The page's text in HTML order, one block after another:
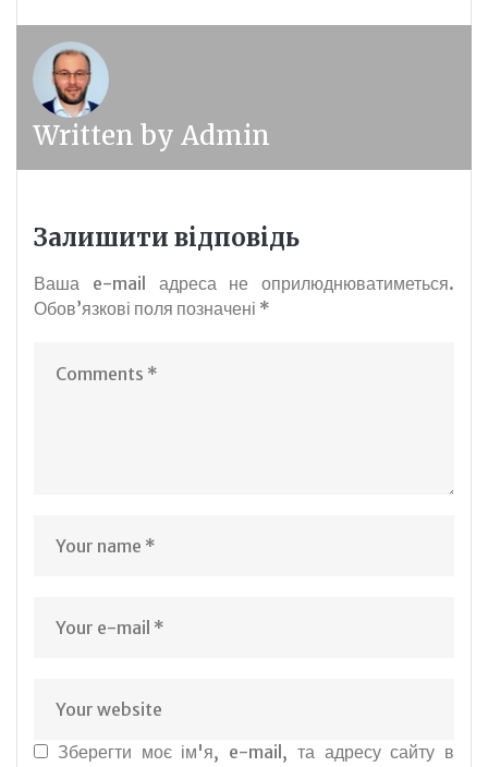
Written by Admin
Залишити відповідь
Ваша e-mail адреса не оприлюднюватиметься.
Обов’язкові поля позначені *
Зберегти моє ім'я, e-mail, та адресу сайту в